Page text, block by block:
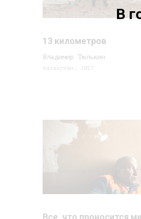
13 километров
Владимир Тюлькин
Казахстан, 2017
Все, что проносится
В